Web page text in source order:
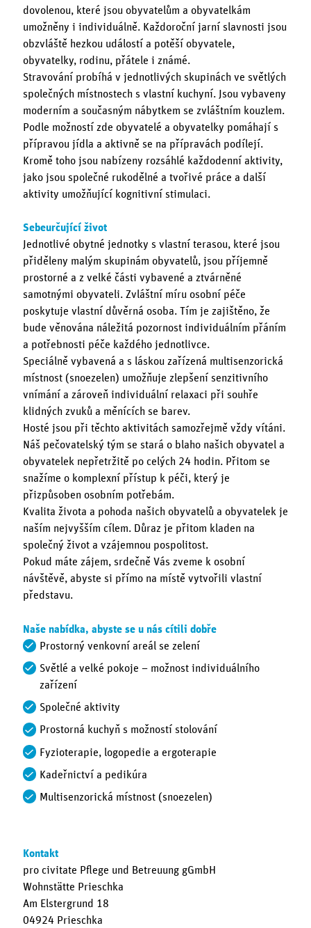
dovolenou, které jsou obyvatelům a obyvatelkám
umožněny i individuálně. Každoroční jarní slavnosti jsou
obzvláště hezkou událostí a potěší obyvatele,
obyvatelky, rodinu, přátele i známé.
Stravování probíhá v jednotlivých skupinách ve světlých
společných místnostech s vlastní kuchyní. Jsou vybaveny
moderním a současným nábytkem se zvláštním kouzlem.
Podle možností zde obyvatelé a obyvatelky pomáhají s
přípravou jídla a aktivně se na přípravách podílejí.
Kromě toho jsou nabízeny rozsáhlé každodenní aktivity,
jako jsou společné rukodělné a tvořivé práce a další
aktivity umožňující kognitivní stimulaci.
Sebeurčující život
Jednotlivé obytné jednotky s vlastní terasou, které jsou
přiděleny malým skupinám obyvatelů, jsou příjemně
prostorné a z velké části vybavené a ztvárněné
samotnými obyvateli. Zvláštní míru osobní péče
poskytuje vlastní důvěrná osoba. Tím je zajištěno, že
bude věnována náležitá pozornost individuálním přáním
a potřebnosti péče každého jednotlivce.
Speciálně vybavená a s láskou zařízená multisenzorická
místnost (snoezelen) umožňuje zlepšení senzitivního
vnímání a zároveň individuální relaxaci při souhře
klidných zvuků a měnících se barev.
Hosté jsou při těchto aktivitách samozřejmě vždy vítáni.
Náš pečovatelský tým se stará o blaho našich obyvatel a
obyvatelek nepřetržitě po celých 24 hodin. Přitom se
snažíme o komplexní přístup k péči, který je
přizpůsoben osobním potřebám.
Kvalita života a pohoda našich obyvatelů a obyvatelek je
naším nejvyšším cílem. Důraz je přitom kladen na
společný život a vzájemnou pospolitost.
Pokud máte zájem, srdečně Vás zveme k osobní
návštěvě, abyste si přímo na místě vytvořili vlastní
představu.
Naše nabídka, abyste se u nás cítili dobře
Prostorný venkovní areál se zelení
Světlé a velké pokoje – možnost individuálního
zařízení
Společné aktivity
Prostorná kuchyň s možností stolování
Fyzioterapie, logopedie a ergoterapie
Kadeřnictví a pedikúra
Multisenzorická místnost (snoezelen)
Kontakt
pro civitate Pflege und Betreuung gGmbH
Wohnstätte Prieschka
Am Elstergrund 18
04924 Prieschka